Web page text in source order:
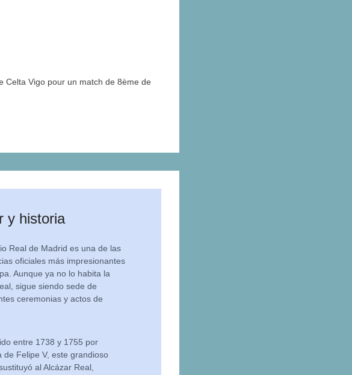
Celta Vigo pour un match de 8ème de
y historia
Real de Madrid es una de las
oficiales más impresionantes
Aunque ya no lo habita la
sigue siendo sede de
ceremonias y actos de
entre 1738 y 1755 por
de Felipe V, este grandioso
al Alcázar Real,